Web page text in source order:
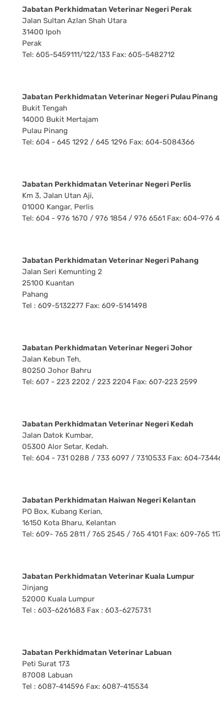
Jabatan Perkhidmatan Veterinar Negeri Perak
Jalan Sultan Azlan Shah Utara
31400 Ipoh
Perak
Tel: 605-5459111/122/133 Fax: 605-5482712
Jabatan Perkhidmatan Veterinar Negeri Pulau Pinang
Bukit Tengah
14000 Bukit Mertajam
Pulau Pinang
Tel: 604 - 645 1292 / 645 1296 Fax: 604-5084366
Jabatan Perkhidmatan Veterinar Negeri Perlis
Km 3, Jalan Utan Aji,
01000 Kangar, Perlis
Tel: 604 - 976 1670 / 976 1854 / 976 6561 Fax: 604-976
Jabatan Perkhidmatan Veterinar Negeri Pahang
Jalan Seri Kemunting 2
25100 Kuantan
Pahang
Tel : 609-5132277 Fax: 609-5141498
Jabatan Perkhidmatan Veterinar Negeri Johor
Jalan Kebun Teh,
80250 Johor Bahru
Tel: 607 - 223 2202 / 223 2204 Fax: 607-223 2599
Jabatan Perkhidmatan Veterinar Negeri Kedah
Jalan Datok Kumbar,
05300 Alor Setar, Kedah.
Tel: 604 - 731 0288 / 733 6097 / 7310533 Fax: 604-
Jabatan Perkhidmatan Haiwan Negeri Kelantan
PO Box, Kubang Kerian,
16150 Kota Bharu, Kelantan
Tel: 609- 765 2811 / 765 2545 / 765 4101 Fax: 609-765
Jabatan Perkhidmatan Veterinar Kuala Lumpur
Jinjang
52000 Kuala Lumpur
Tel : 603-6261683 Fax : 603-6275731
Jabatan Perkhidmatan Veterinar Labuan
Peti Surat 173
87008 Labuan
Tel : 6087-414596 Fax: 6087-415534